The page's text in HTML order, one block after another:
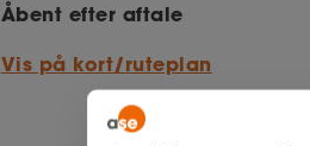
Åbent efter aftale
Vis på kort/ruteplan